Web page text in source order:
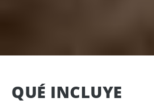
QUÉ INCLUYE